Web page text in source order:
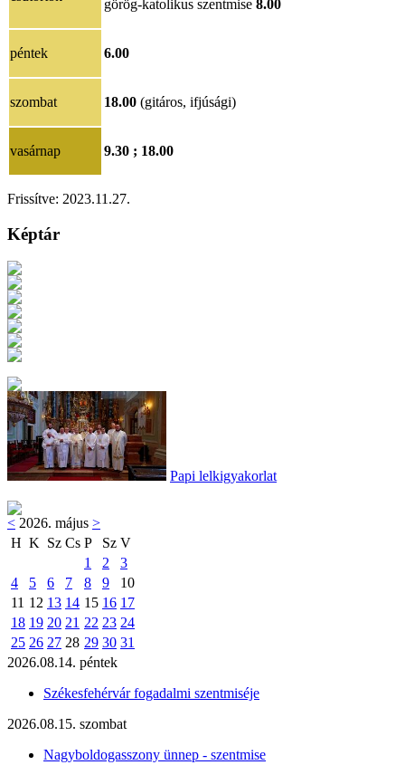
görög-katolikus szentmise 8.00
péntek 6.00
szombat 18.00 (gitáros, ifjúsági)
vasárnap 9.30 ; 18.00
Frissítve: 2023.11.27.
Képtár
Papi lelkigyakorlat
< 2026. május >
H K Sz Cs P Sz V
1
2
3
4
5 6 7 8 9
10
11 12 13 14 15 16 17
18 19 20 21 22 23 24
25 26 27 28 29 30 31
2026.08.14. péntek
Székesfehérvár fogadalmi szentmiséje
2026.08.15. szombat
Nagyboldogasszony ünnep - szentmise